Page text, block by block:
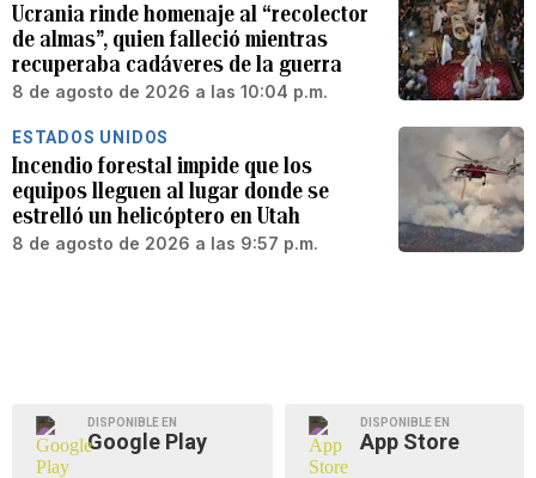
Ucrania rinde homenaje al “recolector
de almas”, quien falleció mientras
recuperaba cadáveres de la guerra
8 de agosto de 2026 a las 10:04 p.m.
ESTADOS UNIDOS
Incendio forestal impide que los
equipos lleguen al lugar donde se
estrelló un helicóptero en Utah
8 de agosto de 2026 a las 9:57 p.m.
DISPONIBLE EN
Google Play
DISPONIBLE EN
App Store